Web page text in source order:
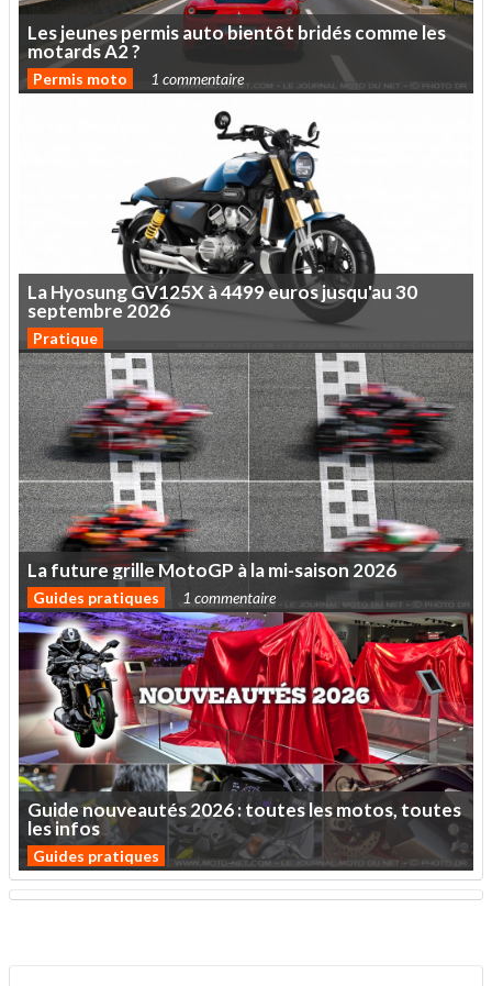
Lesjeunespermisautobientôt bridéscommeles
motardsA2?
Permis moto 1 commentaire
LaHyosungGV125X à4499eurosjusqu'au30
septembre2026
Pratique
Lafuturegrille MotoGP àlami-saison 2026
Guides pratiques 1 commentaire
Guidenouveautés2026:touteslesmotos,toutes
lesinfos
Guides pratiques